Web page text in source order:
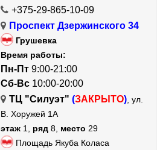
+375-29-865-10-09
Проспект Дзержинского 34
Грушевка
Время работы:
Пн-Пт 9:00-21:00
Сб-Вс 10:00-20:00
ТЦ "Силуэт" (ЗАКРЫТО), ул.
В. Хоружей 1А
этаж 1, ряд 8, место 29
Площадь Якуба Коласа